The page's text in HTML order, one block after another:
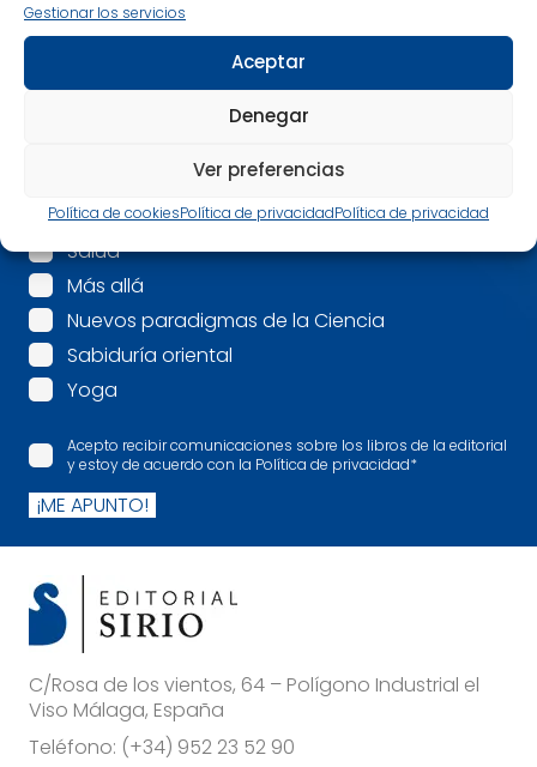
Gestionar los servicios
Aceptar
Denegar
Ver preferencias
Política de cookiesPolítica de privacidadPolítica de privacidad
Correo electrónico*
Psicología
Salud
Más allá
Nuevos paradigmas de la Ciencia
Sabiduría oriental
Yoga
Acepto recibir comunicaciones sobre los libros de la editorial
y estoy de acuerdo con la Política de privacidad*
¡ME APUNTO!
C/Rosa de los vientos, 64 – Polígono Industrial el
Viso Málaga, España
Teléfono: (+34) 952 23 52 90